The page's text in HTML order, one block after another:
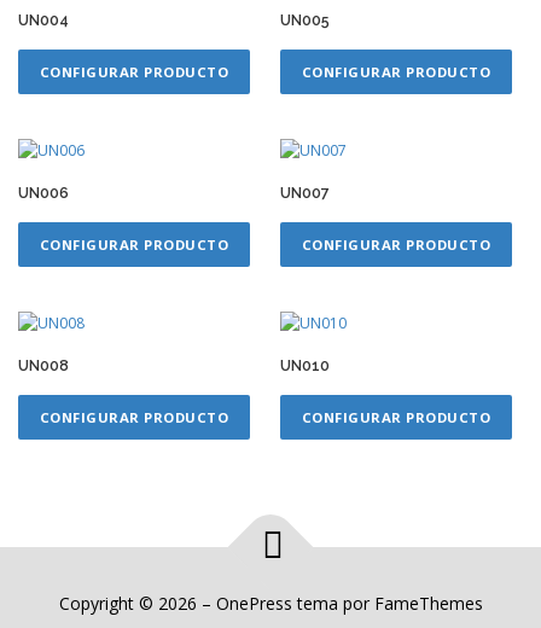
UN004
CONFIGURAR PRODUCTO
UN005
CONFIGURAR PRODUCTO
UN006
CONFIGURAR PRODUCTO
UN007
CONFIGURAR PRODUCTO
UN008
CONFIGURAR PRODUCTO
UN010
CONFIGURAR PRODUCTO
Copyright © 2026 – OnePress tema por FameThemes